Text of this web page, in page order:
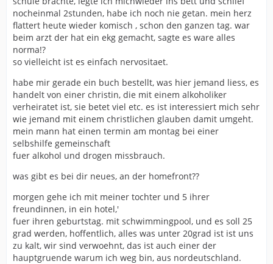
nocheinmal 2stunden, habe ich noch nie getan. mein herz
flattert heute wieder komisch , schon den ganzen tag. war
beim arzt der hat ein ekg gemacht, sagte es ware alles
norma!?
so vielleicht ist es einfach nervositaet.
habe mir gerade ein buch bestellt, was hier jemand liess, es
handelt von einer christin, die mit einem alkoholiker
verheiratet ist, sie betet viel etc. es ist interessiert mich sehr
wie jemand mit einem christlichen glauben damit umgeht.
mein mann hat einen termin am montag bei einer
selbshilfe gemeinschaft
fuer alkohol und drogen missbrauch.
was gibt es bei dir neues, an der homefront??
morgen gehe ich mit meiner tochter und 5 ihrer
freundinnen, in ein hotel,'
fuer ihren geburtstag. mit schwimmingpool, und es soll 25
grad werden, hoffentlich, alles was unter 20grad ist ist uns
zu kalt, wir sind verwoehnt, das ist auch einer der
hauptgruende warum ich weg bin, aus nordeutschland.